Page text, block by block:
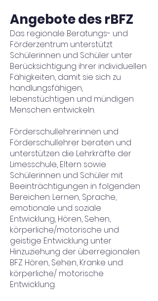
Angebote des rBFZ
Das regionale Beratungs- und
Förderzentrum unterstützt
Schülerinnen und Schüler unter
Berücksichtigung ihrer individuellen
Fähigkeiten, damit sie sich zu
handlungsfähigen,
lebenstüchtigen und mündigen
Menschen entwickeln.
Förderschullehrerinnen und
Förderschullehrer beraten und
unterstützen die Lehrkräfte der
Limesschule, Eltern sowie
Schülerinnen und Schüler mit
Beeinträchtigungen in folgenden
Bereichen: Lernen, Sprache,
emotionale und soziale
Entwicklung, Hören, Sehen,
körperliche/motorische und
geistige Entwicklung unter
Hinzuziehung der überregionalen
BFZ Hören, Sehen, Kranke und
körperliche/ motorische
Entwicklung.